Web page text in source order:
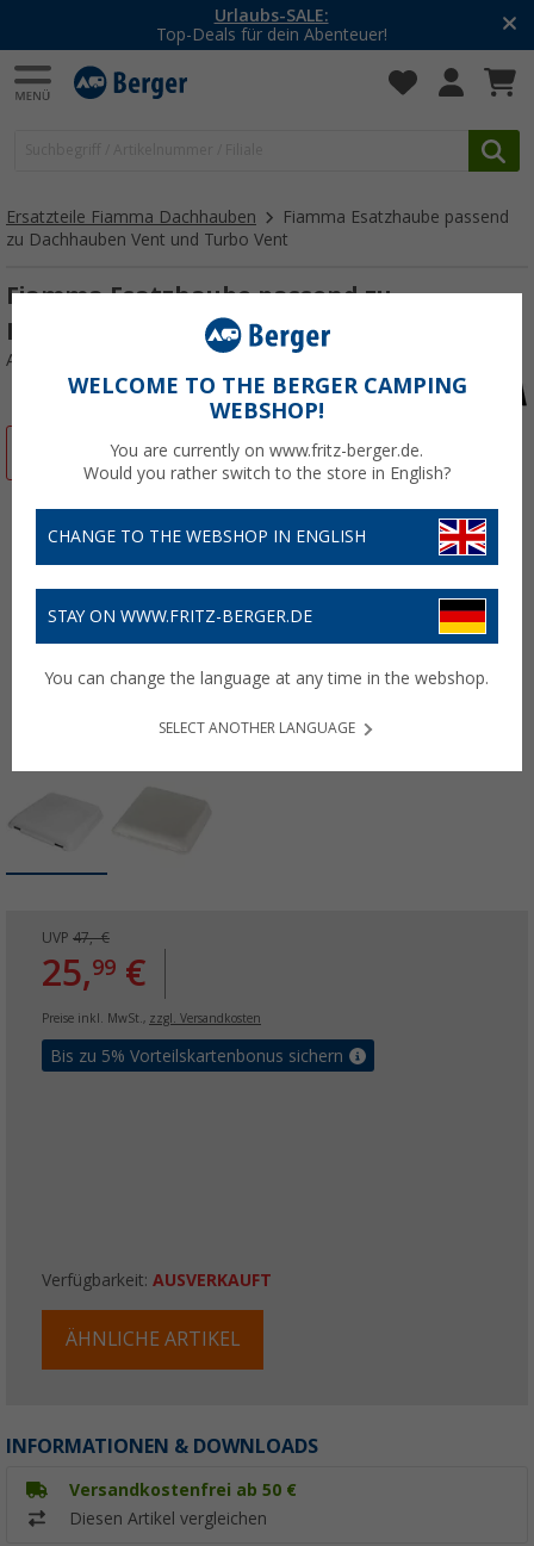
Urlaubs-SALE:
Top-Deals für dein Abenteuer!
Ersatzteile Fiamma Dachhauben
Fiamma Esatzhaube passend
zu Dachhauben Vent und Turbo Vent
Fiamma Esatzhaube passend zu
Dachhauben Vent und Turbo Vent
Art.-Nr.: 220002CP
UVP 47,- €
25,99 €
Preise inkl. MwSt., zzgl. Versandkosten
Bis zu 5% Vorteilskartenbonus sichern
Verfügbarkeit: AUSVERKAUFT
ÄHNLICHE ARTIKEL
INFORMATIONEN & DOWNLOADS
Versandkostenfrei ab 50 €
Diesen Artikel vergleichen
WELCOME TO THE BERGER CAMPING
WEBSHOP!
You are currently on www.fritz-berger.de.
Would you rather switch to the store in English?
CHANGE TO THE WEBSHOP IN ENGLISH
STAY ON WWW.FRITZ-BERGER.DE
You can change the language at any time in the webshop.
SELECT ANOTHER LANGUAGE